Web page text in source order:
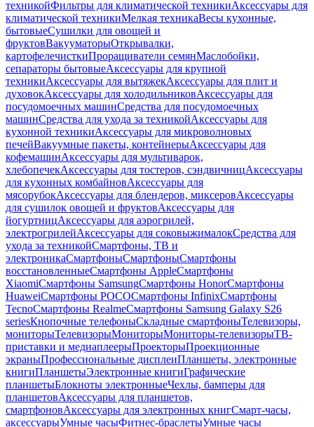
техникойФильтры для климатической техникиАксессуары для
климатической техникиМелкая техникаВесы кухонные,
бытовыеСушилки для овощей и
фруктовВакууматорыОткрывалки,
картофелечисткиПроращиватели семянМаслобойки,
сепараторы бытовыеАксессуары для крупной
техникиАксессуары для вытяжекАксессуары для плит и
духовокАксессуары для холодильниковАксессуары для
посудомоечных машинСредства для посудомоечных
машинСредства для ухода за техникойАксессуары для
кухонной техникиАксессуары для микроволновых
печейВакуумные пакеты, контейнерыАксессуары для
кофемашинАксессуары для мультиварок,
хлебопечекАксессуары для тостеров, сэндвичницАксессуары
для кухонных комбайновАксессуары для
мясорубокАксессуары для блендеров, миксеровАксессуары
для сушилок овощей и фруктовАксессуары для
йогуртницАксессуары для аэрогрилей,
электрогрилейАксессуары для соковыжималокСредства для
ухода за техникойСмартфоны, ТВ и
электроникаСмартфоныСмартфоныСмартфоны
восстановленныеСмартфоны AppleСмартфоны
XiaomiСмартфоны SamsungСмартфоны HonorСмартфоны
HuaweiСмартфоны POCOСмартфоны InfinixСмартфоны
TecnoСмартфоны RealmeСмартфоны Samsung Galaxy S26
seriesКнопочные телефоныСкладные смартфоныТелевизоры,
мониторыТелевизорыМониторыМониторы-телевизорыТВ-
приставки и медиаплеерыПроекторыПроекционные
экраныПрофессиональные дисплеиПланшеты, электронные
книгиПланшетыЭлектронные книгиГрафические
планшетыБлокноты электронныеЧехлы, бамперы для
планшетовАксессуары для планшетов,
смартфоновАксессуары для электронных книгСмарт-часы,
аксессуарыУмные часыФитнес-браслетыУмные часы